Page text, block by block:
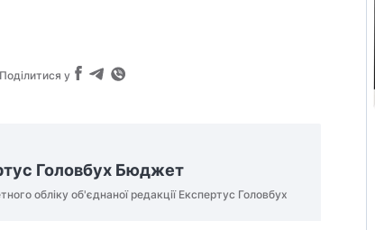
Поділитися у
Головбух Бюджет
обліку об'єднаної редакції Експертус Головбух